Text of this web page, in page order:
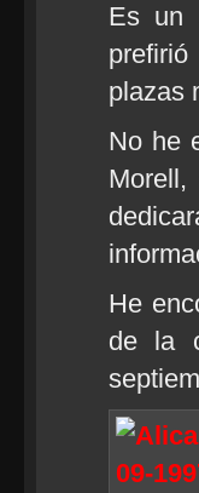
Es un
plazas
No he
He
de la